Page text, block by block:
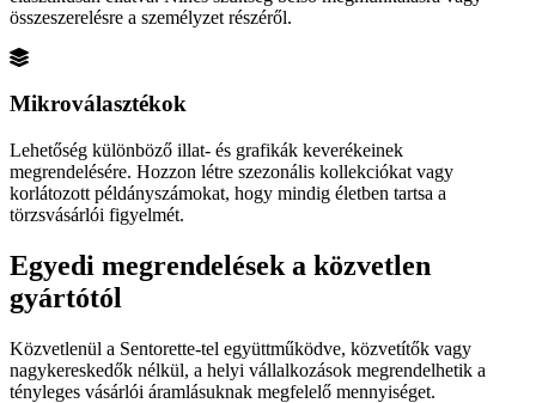
összeszerelésre a személyzet részéről.
Mikroválasztékok
Lehetőség különböző illat- és grafikák keverékeinek
megrendelésére. Hozzon létre szezonális kollekciókat vagy
korlátozott példányszámokat, hogy mindig életben tartsa a
törzsvásárlói figyelmét.
Egyedi megrendelések a közvetlen
gyártótól
Közvetlenül a Sentorette-tel együttműködve, közvetítők vagy
nagykereskedők nélkül, a helyi vállalkozások megrendelhetik a
tényleges vásárlói áramlásuknak megfelelő mennyiséget.